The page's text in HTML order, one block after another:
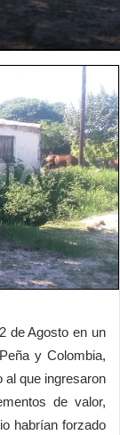
de Agosto en un
y Colombia,
al que ingresaron
de valor,
habrían forzado